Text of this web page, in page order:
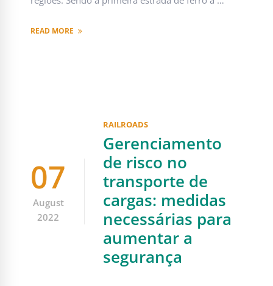
READ MORE
07
August
2022
RAILROADS
Gerenciamento
de risco no
transporte de
cargas: medidas
necessárias para
aumentar a
segurança